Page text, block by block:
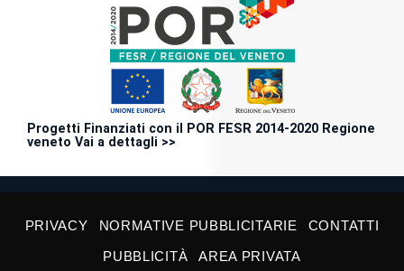
Progetti Finanziati con il POR FESR 2014-2020 Regione
veneto Vai a dettagli >>
PRIVACY NORMATIVE PUBBLICITARIE
CONTATTI
PUBBLICITÀ
AREA PRIVATA